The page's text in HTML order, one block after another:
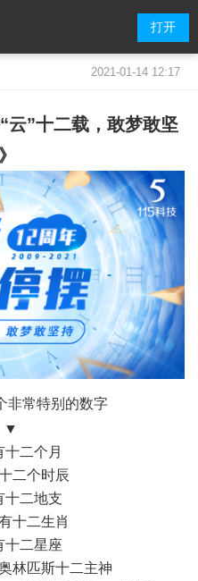
打开
2021-01-14 12:17
云”十二载，敢梦敢坚
非常特别的数字
▼
十二个月
二个时辰
十二地支
十二生肖
十二星座
林匹斯十二主神